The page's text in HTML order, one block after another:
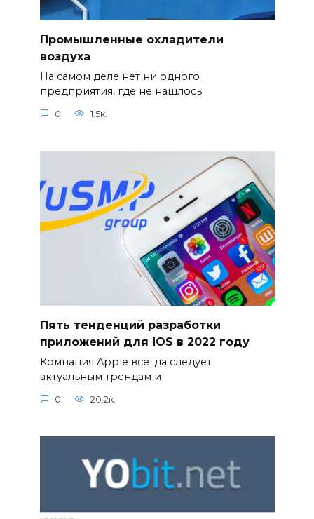
Промышленные охладители
воздуха
На самом деле нет ни одного
предприятия, где не нашлось
0 1.5к.
Пять тенденций разработки
приложений для iOS в 2022 году
Компания Apple всегда следует
актуальным трендам и
0 20.2к.